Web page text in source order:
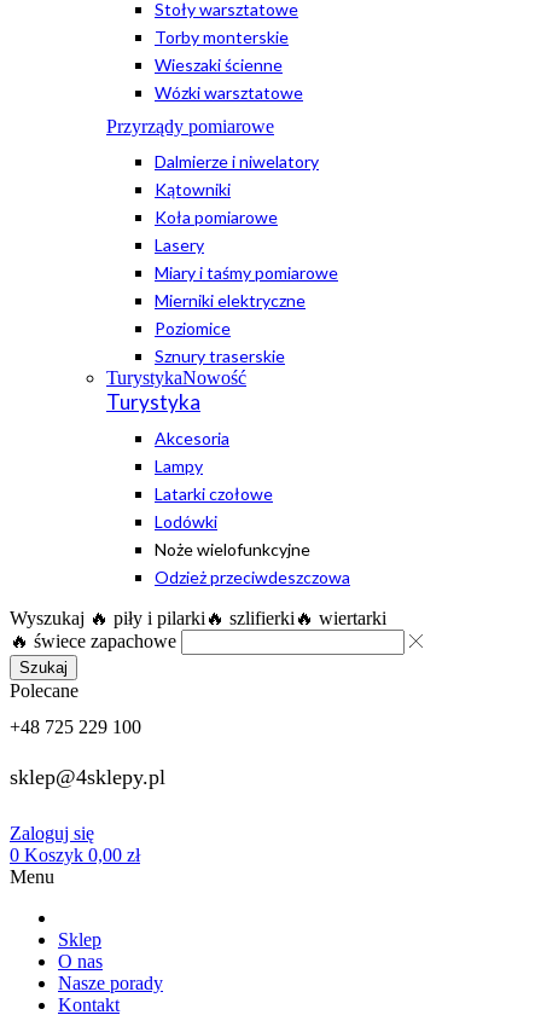
Stoły warsztatowe
Torby monterskie
Wieszaki ścienne
Wózki warsztatowe
Przyrządy pomiarowe
Dalmierze i niwelatory
Kątowniki
Koła pomiarowe
Lasery
Miary i taśmy pomiarowe
Mierniki elektryczne
Poziomice
Sznury traserskie
TurystykaNowość
Turystyka
Akcesoria
Lampy
Latarki czołowe
Lodówki
Noże wielofunkcyjne
Odzież przeciwdeszczowa
Wyszukaj 🔥 piły i pilarki 🔥 szlifierki 🔥 wiertarki
🔥 świece zapachowe
Szukaj
Polecane
+48 725 229 100
sklep@4sklepy.pl
Zaloguj się
0 Koszyk 0,00 zł
Menu
Sklep
O nas
Nasze porady
Kontakt